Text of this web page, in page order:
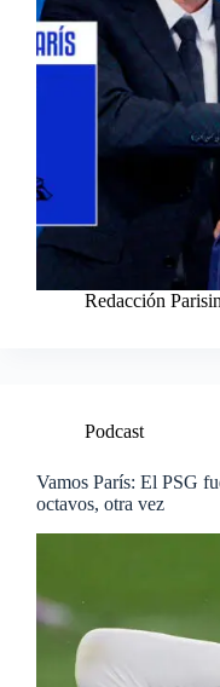
Redacción
Podcast
Vamos París: El PSG
octavos, otra vez